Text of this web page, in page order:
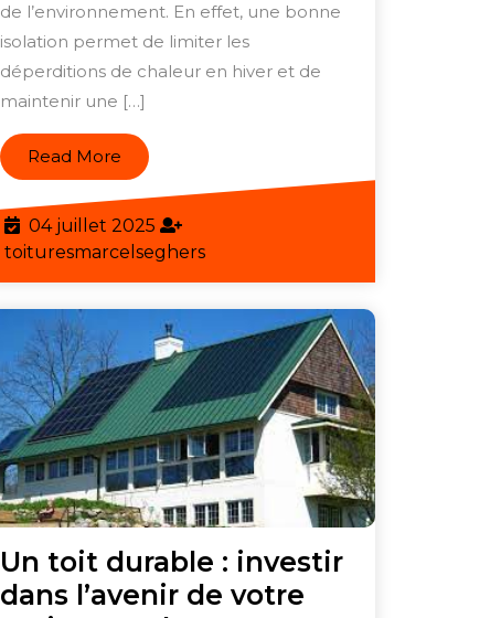
de l’environnement. En effet, une bonne
isolation permet de limiter les
déperditions de chaleur en hiver et de
maintenir une […]
Read More Read
More
04 juillet 2025 04
juillet
2025
toituresmarcelsegherstoituresmarcelseghers
Un toit durable : investir
dans l’avenir de votre